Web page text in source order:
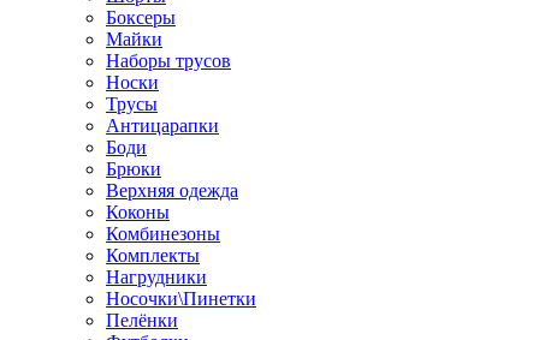
Боксеры
Майки
Наборы трусов
Носки
Трусы
Антицарапки
Боди
Брюки
Верхняя одежда
Коконы
Комбинезоны
Комплекты
Нагрудники
Носочки\Пинетки
Пелёнки